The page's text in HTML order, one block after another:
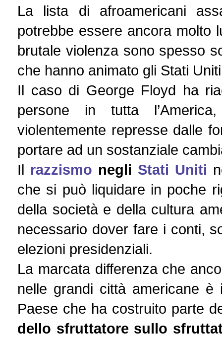
La lista di afroamericani
potrebbe essere ancora molto
brutale violenza sono spesso
che hanno animato gli Stati
Il caso di George Floyd ha
persone in tutta
violentemente represse dalle
portare ad un sostanziale
Il razzismo negli Stati Uniti
che si può liquidare in poche
della società e della cultura
necessario dover fare i conti,
elezioni presidenziali.
La marcata differenza che
nelle grandi città americane è
Paese che ha costruito parte
dello sfruttatore sullo